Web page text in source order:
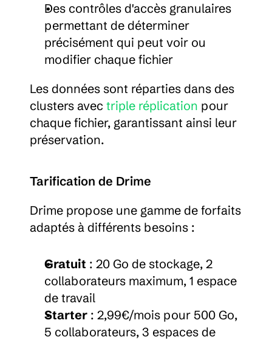
Des contrôles d'accès granulaires
permettant de déterminer
précisément qui peut voir ou
modifier chaque fichier
Les données sont réparties dans des
clusters avec triple réplication pour
chaque fichier, garantissant ainsi leur
préservation.
Tarification de Drime
Drime propose une gamme de forfaits
adaptés à différents besoins :
Gratuit : 20 Go de stockage, 2
collaborateurs maximum, 1 espace
de travail
Starter : 2,99€/mois pour 500 Go,
5 collaborateurs, 3 espaces de